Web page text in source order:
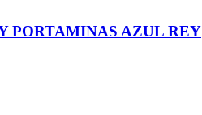
PORTAMINAS AZUL REY